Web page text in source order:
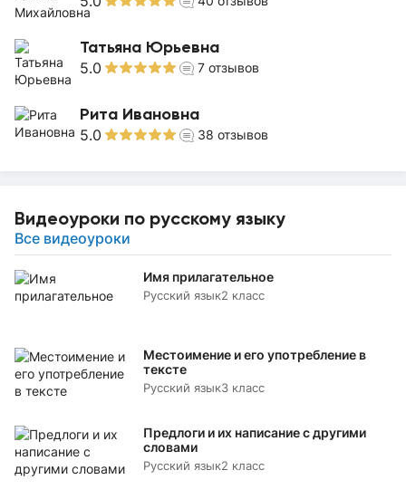
Татьяна Юрьевна
5.0 7 отзывов
Рита Ивановна
5.0 38 отзывов
Видеоуроки по русскому языку
Все видеоуроки
Имя прилагательное
Русский язык2 класс
Местоимение и его употребление в
тексте
Русский язык3 класс
Предлоги и их написание с другими
словами
Русский язык2 класс